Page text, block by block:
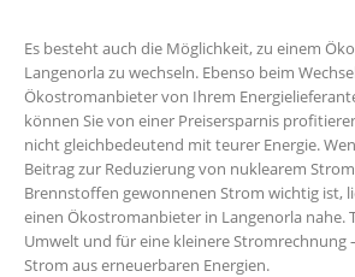
Es besteht auch die Möglichkeit, zu einem
Langenorla zu wechseln. Ebenso beim
Ökostromanbieter von Ihrem
können Sie von einer Preisersparnis
nicht gleichbedeutend mit teurer Energie.
Beitrag zur Reduzierung von nuklearem
Brennstoffen gewonnenen Strom wichtig ist,
einen Ökostromanbieter in Langenorla nahe.
Umwelt und für eine kleinere
Strom aus erneuerbaren Energien.